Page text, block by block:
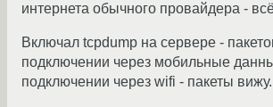
интернета обычного провайдера -
Включал tcpdump на сервере -
подключении через мобильные
подключении через wifi - пакеты вижу.